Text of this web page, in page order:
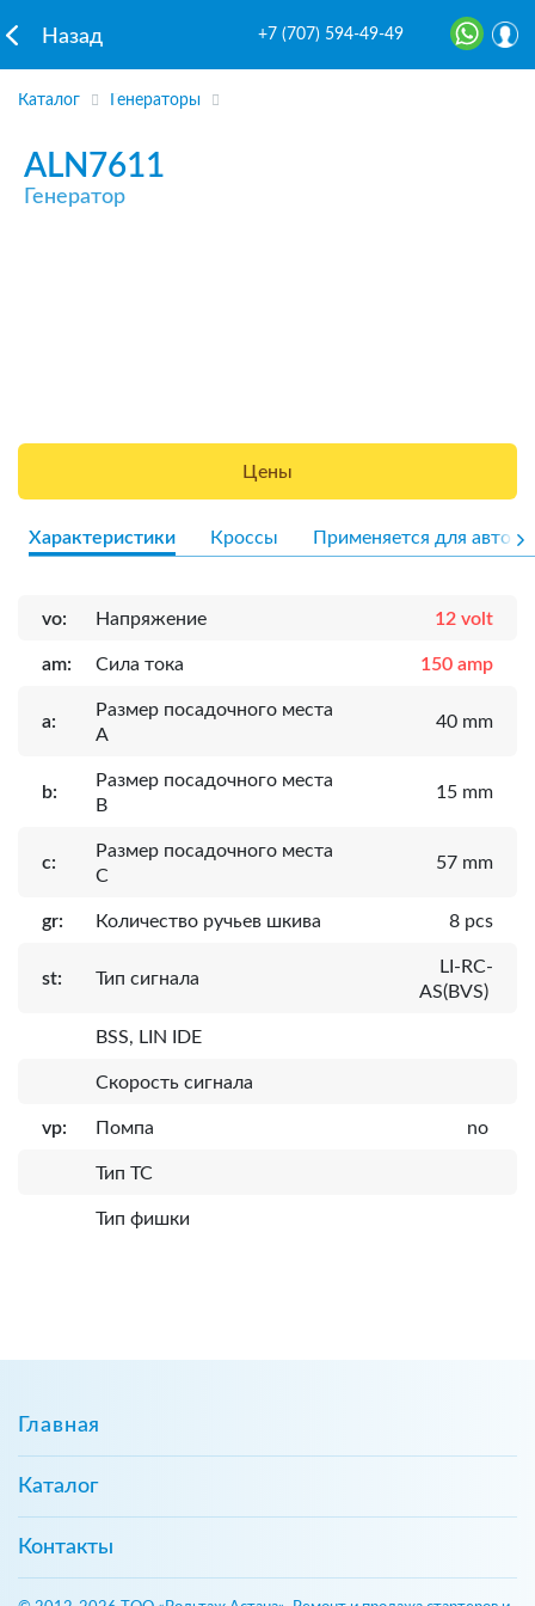
Назад +7 (707) 594-49-49
Каталог Генераторы
ALN7611
Генератор
Цены
Характеристики Кроссы Применяется для авто
vo: Напряжение 12 volt
am: Сила тока 150 amp
a:
Размер посадочного места
A
40 mm
b:
Размер посадочного места
B
15 mm
c:
Размер посадочного места
C
57 mm
gr: Количество ручьев шкива 8 pcs
st: Тип сигнала
LI-RC-
AS(BVS)
BSS, LIN IDE
Скорость сигнала
vp: Помпа no
Тип ТС
Тип фишки
Главная
Каталог
Контакты